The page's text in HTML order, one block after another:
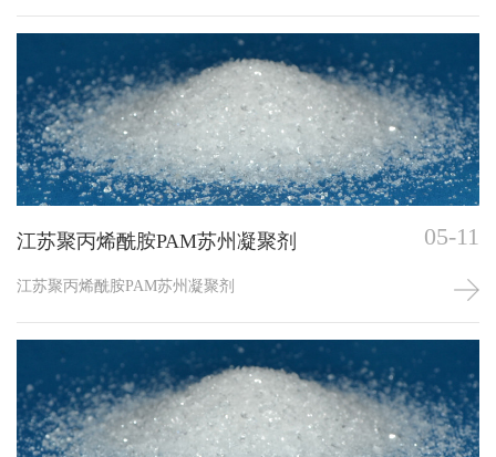
江苏聚丙烯酰胺PAM苏州凝聚剂
江苏聚丙烯酰胺PAM苏州凝聚剂
05-11